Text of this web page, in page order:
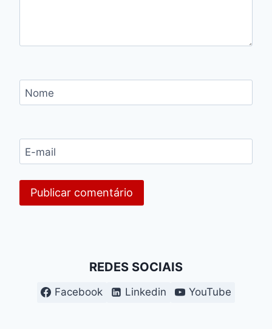
Nome
E-mail
REDES SOCIAIS
Facebook Linkedin YouTube